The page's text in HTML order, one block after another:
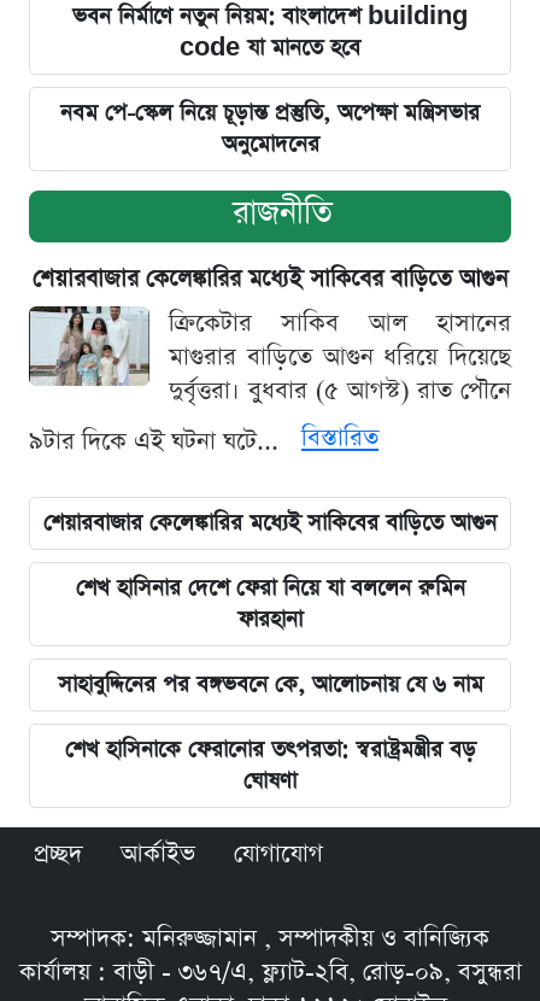
ভবন নির্মাণে নতুন নিয়ম: বাংলাদেশ building
code যা মানতে হবে
নবম পে-স্কেল নিয়ে চূড়ান্ত প্রস্তুতি, অপেক্ষা মন্ত্রিসভার
অনুমোদনের
রাজনীতি
শেয়ারবাজার কেলেঙ্কারির মধ্যেই সাকিবের বাড়িতে আগুন
ক্রিকেটার সাকিব আল হাসানের
মাগুরার বাড়িতে আগুন ধরিয়ে দিয়েছে
দুর্বৃত্তরা। বুধবার (৫ আগস্ট) রাত পৌনে
৯টার দিকে এই ঘটনা ঘটে...
বিস্তারিত
শেয়ারবাজার কেলেঙ্কারির মধ্যেই সাকিবের বাড়িতে আগুন
শেখ হাসিনার দেশে ফেরা নিয়ে যা বললেন রুমিন
ফারহানা
সাহাবুদ্দিনের পর বঙ্গভবনে কে, আলোচনায় যে ৬ নাম
শেখ হাসিনাকে ফেরানোর তৎপরতা: স্বরাষ্ট্রমন্ত্রীর বড়
ঘোষণা
প্রচ্ছদ আর্কাইভ যোগাযোগ
সম্পাদক: মনিরুজ্জামান , সম্পাদকীয় ও বানিজ্যিক
কার্যালয় : বাড়ী - ৩৬৭/এ, ফ্ল্যাট-২বি, রোড়-০৯, বসুন্ধরা